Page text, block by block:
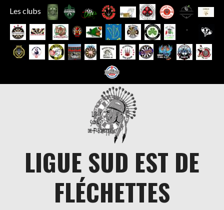
Les clubs
LIGUE SUD EST DE
FLÉCHETTES